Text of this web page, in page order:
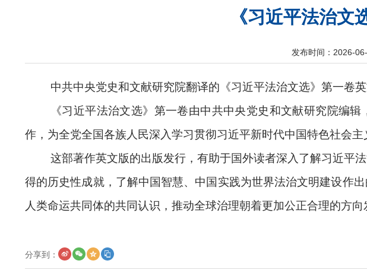
《习近平法治
发布时间：2026-
中共中央党史和文献研究院翻译的《习近平法治文选》第一卷
《习近平法治文选》第一卷由中共中央党史和文献研究院编
作，为全党全国各族人民深入学习贯彻习近平新时代中国特色社会
这部著作英文版的出版发行，有助于国外读者深入了解习近平
得的历史性成就，了解中国智慧、中国实践为世界法治文明建设作
人类命运共同体的共同认识，推动全球治理朝着更加公正合理的方向
分享到：